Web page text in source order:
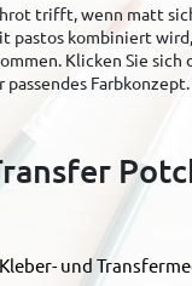
trifft, wenn matt
pastos kombiniert
Klicken Sie sich
Farbkonzept.
Kleber- und